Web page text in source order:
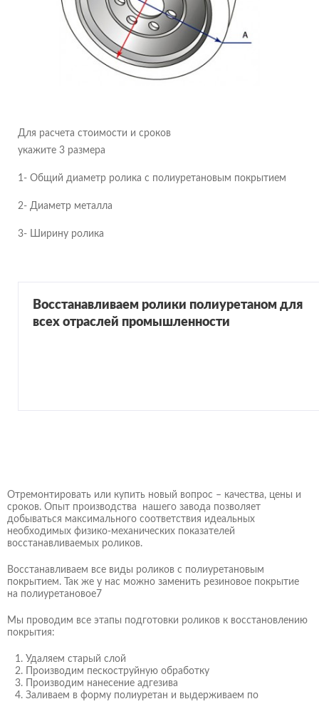
Для расчета стоимости и сроков
укажите 3 размера
1- Общий диаметр ролика с полиуретановым покрытием
2- Диаметр металла
3- Ширину ролика
Восстанавливаем ролики полиуретаном для
всех отраслей промышленности
Отремонтировать или купить новый вопрос – качества, цены и
сроков. Опыт производства нашего завода позволяет
добываться максимального соответствия идеальных
необходимых физико-механических показателей
восстанавливаемых роликов.
Восстанавливаем все виды роликов с полиуретановым
покрытием. Так же у нас можно заменить резиновое покрытие
на полиуретановое7
Мы проводим все этапы подготовки роликов к восстановлению
покрытия:
Удаляем старый слой
Производим пескоструйную обработку
Производим нанесение адгезива
Заливаем в форму полиуретан и выдерживаем по